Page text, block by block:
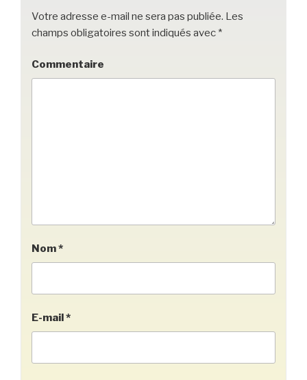
k
Votre adresse e-mail ne sera pas publiée. Les
champs obligatoires sont indiqués avec *
Commentaire
Nom*
E-mail*